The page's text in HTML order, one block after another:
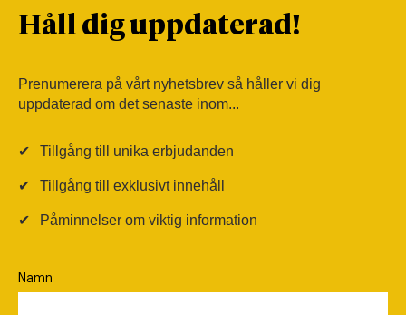
Håll dig uppdaterad!
Prenumerera på vårt nyhetsbrev så håller vi dig
uppdaterad om det senaste inom...
✔ Tillgång till unika erbjudanden
✔ Tillgång till exklusivt innehåll
✔ Påminnelser om viktig information
Namn